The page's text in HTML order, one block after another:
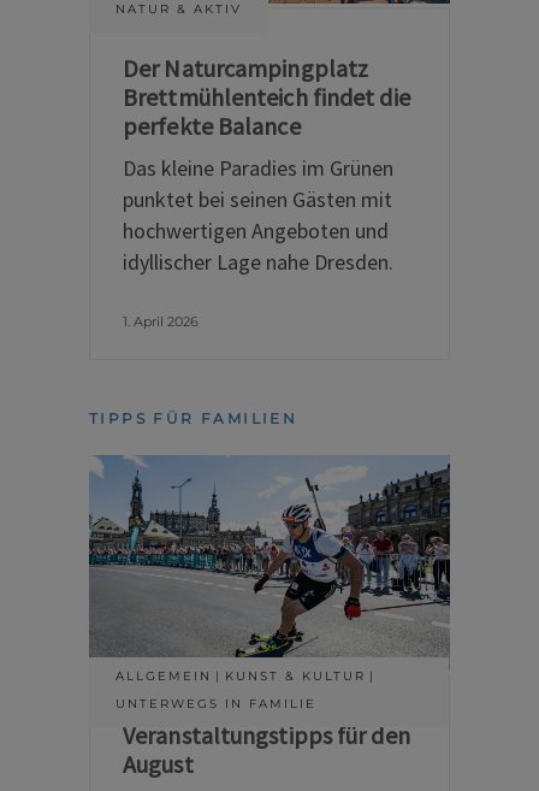
NATUR & AKTIV
Der Naturcampingplatz
Brettmühlenteich findet die
perfekte Balance
Das kleine Paradies im Grünen
punktet bei seinen Gästen mit
hochwertigen Angeboten und
idyllischer Lage nahe Dresden.
1. April 2026
TIPPS FÜR FAMILIEN
ALLGEMEIN
KUNST & KULTUR
UNTERWEGS IN FAMILIE
Veranstaltungstipps für den
August